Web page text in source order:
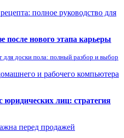
полное руководство для
после нового этапа карьеры
доски пола: полный разбор и выбор
и рабочего компьютера
юридических лиц: стратегия
перед продажей